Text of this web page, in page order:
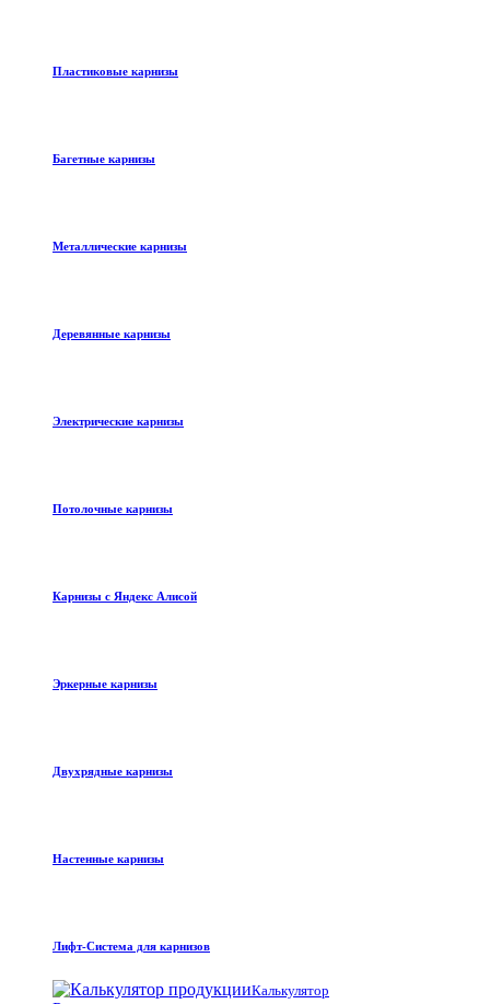
Пластиковые карнизы
Багетные карнизы
Металлические карнизы
Деревянные карнизы
Электрические карнизы
Потолочные карнизы
Карнизы с Яндекс Алисой
Эркерные карнизы
Двухрядные карнизы
Настенные карнизы
Лифт-Система для карнизов
Калькулятор